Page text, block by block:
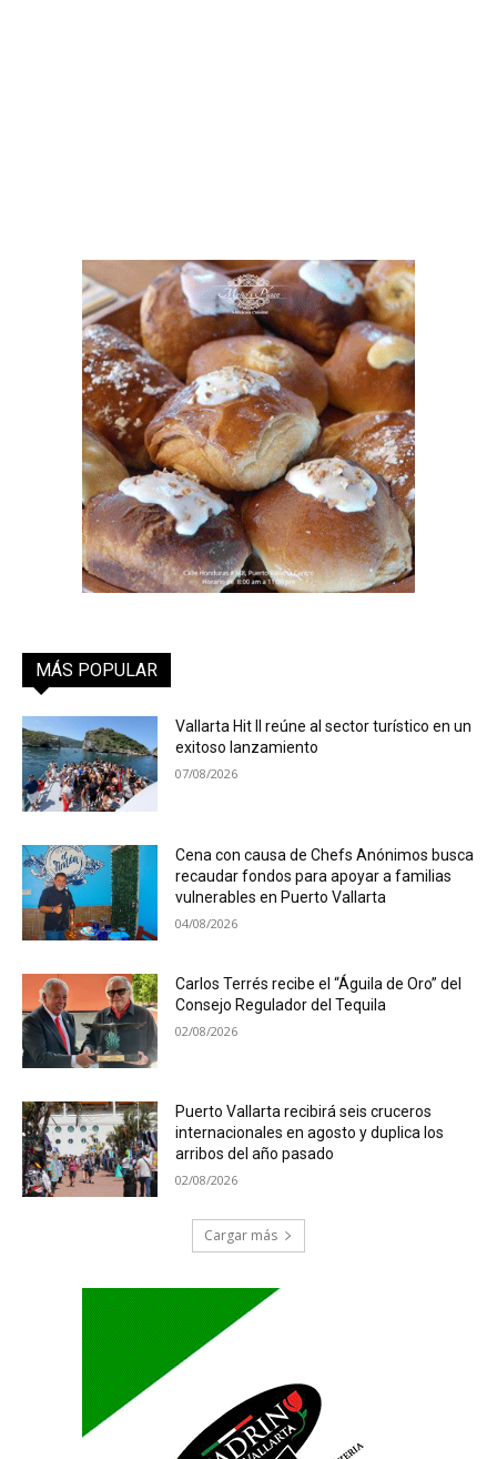
MÁS POPULAR
Vallarta Hit II reúne al sector turístico en un
exitoso lanzamiento
07/08/2026
Cena con causa de Chefs Anónimos busca
recaudar fondos para apoyar a familias
vulnerables en Puerto Vallarta
04/08/2026
Carlos Terrés recibe el “Águila de Oro” del
Consejo Regulador del Tequila
02/08/2026
Puerto Vallarta recibirá seis cruceros
internacionales en agosto y duplica los
arribos del año pasado
02/08/2026
Cargar más